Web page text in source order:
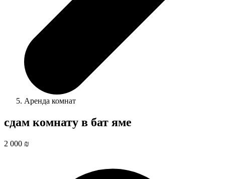
Аренда комнат
сдам комнату в бат яме
2 000 ₪